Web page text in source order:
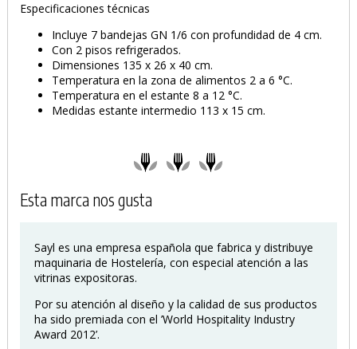
PRODUCTO AÑADIDO AL CARRITO
Especificaciones técnicas
Incluye 7 bandejas GN 1/6 con profundidad de 4 cm.
Con 2 pisos refrigerados.
Dimensiones 135 x 26 x 40 cm.
Temperatura en la zona de alimentos 2 a 6 °C.
Temperatura en el estante 8 a 12 °C.
Medidas estante intermedio 113 x 15 cm.
Esta marca nos gusta
Sayl es una empresa española que fabrica y distribuye
maquinaria de Hostelería, con especial atención a las
vitrinas expositoras.
Por su atención al diseño y la calidad de sus productos
ha sido premiada con el ’World Hospitality Industry
Award 2012’.